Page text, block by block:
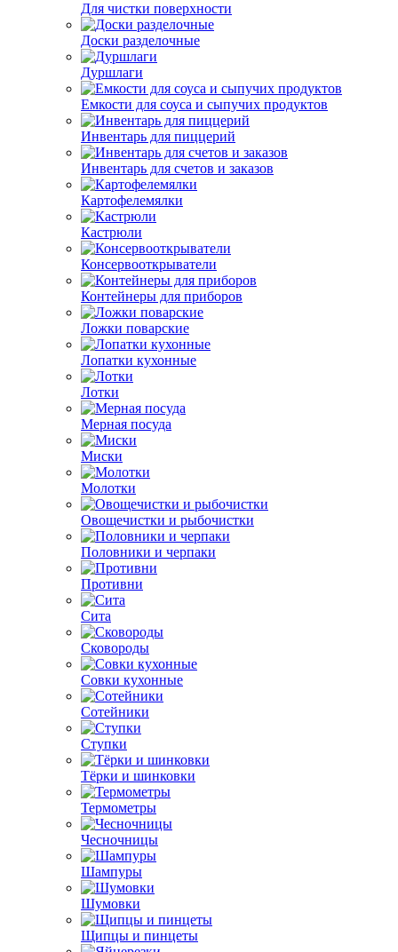
Для чистки поверхности
Доски разделочные
Дуршлаги
Емкости для соуса и сыпучих продуктов
Инвентарь для пиццерий
Инвентарь для счетов и заказов
Картофелемялки
Кастрюли
Консервооткрыватели
Контейнеры для приборов
Ложки поварские
Лопатки кухонные
Лотки
Мерная посуда
Миски
Молотки
Овощечистки и рыбочистки
Половники и черпаки
Противни
Сита
Сковороды
Совки кухонные
Сотейники
Ступки
Тёрки и шинковки
Термометры
Чесночницы
Шампуры
Шумовки
Щипцы и пинцеты